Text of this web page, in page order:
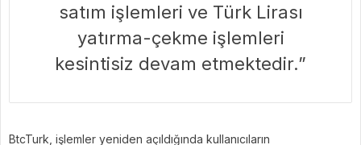
satım işlemleri ve Türk Lirası
yatırma-çekme işlemleri
kesintisiz devam etmektedir.”
BtcTurk, işlemler yeniden açıldığında kullanıcıların